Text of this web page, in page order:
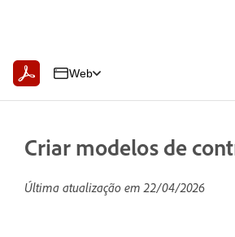
Web
Criar modelos de
Última atualização em22/04/2026